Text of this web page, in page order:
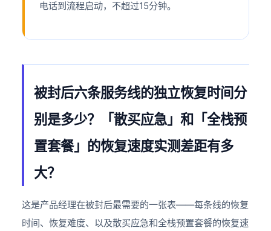
电话到流程启动，不超过15分钟。
被封后六条服务线的独立恢复时间分
别是多少？「散买应急」和「全栈预
置套餐」的恢复速度实测差距有多
大？
这是产品经理在被封后最需要的一张表——每条线的恢复
时间、恢复难度、以及散买应急和全栈预置套餐的恢复速